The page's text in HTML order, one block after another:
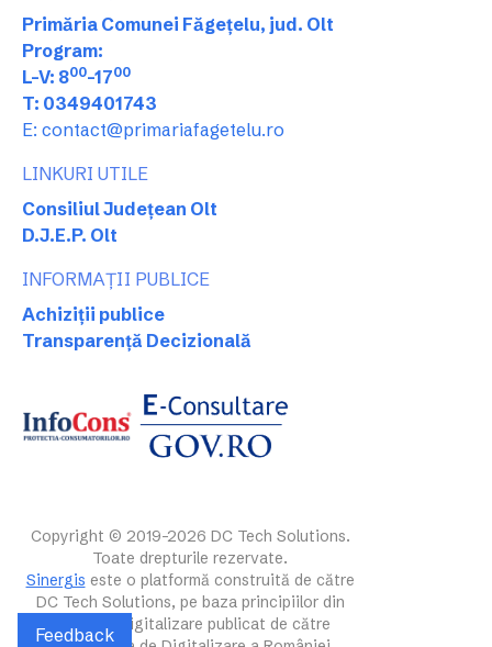
Primăria Comunei Făgețelu, jud. Olt
Program:
L-V: 800-1700
T: 0349401743
E: contact@primariafagetelu.ro
LINKURI UTILE
Consiliul Județean Olt
D.J.E.P. Olt
INFORMAȚII PUBLICE
Achiziții publice
Transparență Decizională
Copyright © 2019-2026 DC Tech Solutions.
Toate drepturile rezervate.
Sinergis este o platformă construită de către
DC Tech Solutions, pe baza principiilor din
ghidul de digitalizare publicat de către
Feedback